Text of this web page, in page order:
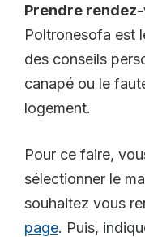
Prendre
Poltronesofa est
des conseils
canapé ou le
logement.
Pour ce faire,
sélectionner le
souhaitez vous
page. Puis,